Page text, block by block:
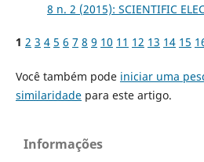
8 n. 2 (2015): SCIENTIFIC
1 2 3 4 5 6 7 8 9 10 11 12 13 14 15
Você também pode iniciar uma
similaridadepara este artigo.
Informações